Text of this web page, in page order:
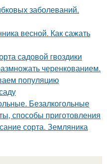
заболеваний.
весной. Как сажать
садовой гвоздики
черенкованием.
популяцию
Безалкогольные
способы приготовления
сорта. Земляника